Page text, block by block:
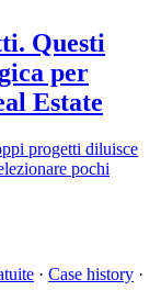
Questi
per
Estate
progetti diluisce
pochi
· Case history ·